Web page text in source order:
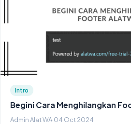
Intro
Begini Cara Menghilangkan
Admin Alat WA·04 Oct 2024